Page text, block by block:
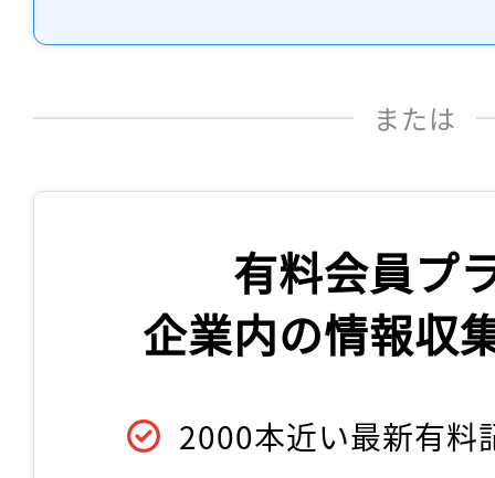
または
有料会員プ
企業内の情報収
2000本近い最新有料